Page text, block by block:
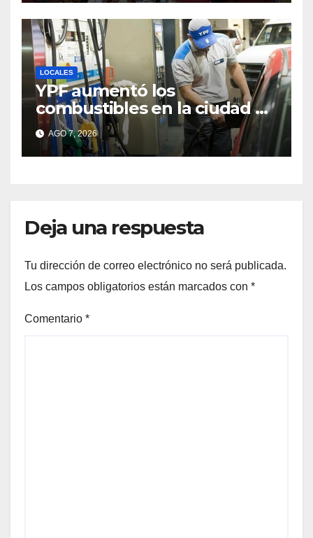
LOCALES
YPF aumentó los
combustibles en la ciudad de
Santa Fe: la nafta súper
superó los $2.100 y llenar el
tanque cuesta más de
AGO 7, 2026
Deja una respuesta
Tu dirección de correo electrónico no será publicada.
Los campos obligatorios están marcados con *
Comentario *